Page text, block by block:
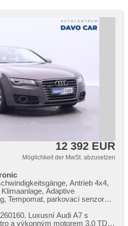
Start-Stop System, USB,
(DAB), Außenthermometer,
Rücksitzbank, zadní loketní
malý kožený paket
12 392 EUR
Möglichkeit der MwSt. abzusetzen
Antrieb 4x4,
Adaptive
Tempomat, parkovací senzory
Leuchte, LED denní svícení,
světel, autom. Aktivation
Luxusní Audi A7 s
a výkonným motorem 3.0 TDI